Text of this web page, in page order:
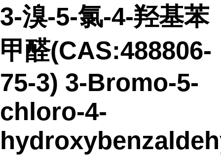
3-溴-5-氯-4-羟基苯
甲醛(CAS:488806-
75-3) 3-Bromo-5-
chloro-4-